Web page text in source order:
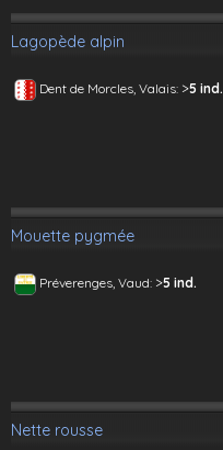
Lagopède alpin
Dent de Morcles, Valais: >5 ind.
Mouette pygmée
Préverenges, Vaud: >5 ind.
Nette rousse